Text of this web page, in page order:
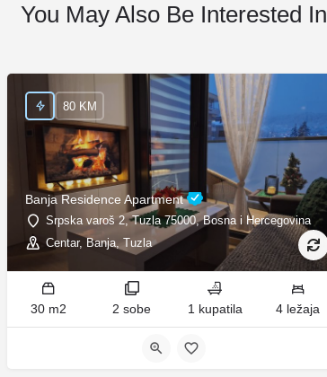
You May Also Be Interested In
Banja Residence Apartment
Srpska varoš 2, Tuzla 75000, Bosna i Hercegovina
Centar, Banja, Tuzla
80 KM
30 m2 2 sobe 1 kupatila 4 ležaja